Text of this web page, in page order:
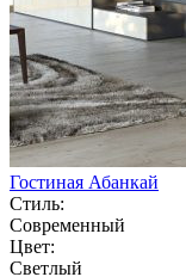
Гостиная Абанкай
Стиль:
Современный
Цвет:
Светлый